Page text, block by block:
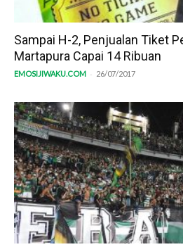
Sampai H-2, Penjualan Tiket
Martapura Capai 14 Ribuan
EMOSIJIWAKU.COM - 26/07/2017